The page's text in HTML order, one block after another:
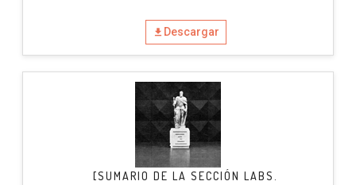
Descargar
[SUMARIO DE LA SECCIÓN LABS.